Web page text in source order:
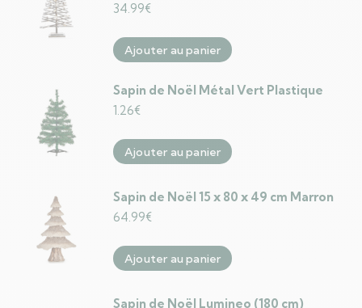
34.99€
Ajouter au panier
Sapin de Noël Métal Vert Plastique
1.26€
Ajouter au panier
Sapin de Noël 15 x 80 x 49 cm Marron
64.99€
Ajouter au panier
Sapin de Noël Lumineo (180 cm)